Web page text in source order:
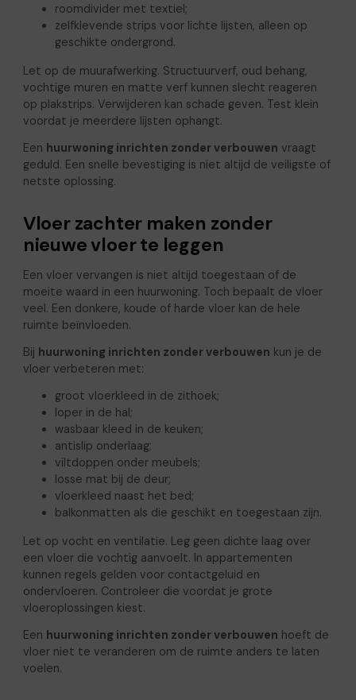
roomdivider met textiel;
zelfklevende strips voor lichte lijsten, alleen op
geschikte ondergrond.
Let op de muurafwerking. Structuurverf, oud behang,
vochtige muren en matte verf kunnen slecht reageren
op plakstrips. Verwijderen kan schade geven. Test klein
voordat je meerdere lijsten ophangt.
Een huurwoning inrichten zonder verbouwen vraagt
geduld. Een snelle bevestiging is niet altijd de veiligste of
netste oplossing.
Vloer zachter maken zonder
nieuwe vloer te leggen
Een vloer vervangen is niet altijd toegestaan of de
moeite waard in een huurwoning. Toch bepaalt de vloer
veel. Een donkere, koude of harde vloer kan de hele
ruimte beïnvloeden.
Bij huurwoning inrichten zonder verbouwen kun je de
vloer verbeteren met:
groot vloerkleed in de zithoek;
loper in de hal;
wasbaar kleed in de keuken;
antislip onderlaag;
viltdoppen onder meubels;
losse mat bij de deur;
vloerkleed naast het bed;
balkonmatten als die geschikt en toegestaan zijn.
Let op vocht en ventilatie. Leg geen dichte laag over
een vloer die vochtig aanvoelt. In appartementen
kunnen regels gelden voor contactgeluid en
ondervloeren. Controleer die voordat je grote
vloeroplossingen kiest.
Een huurwoning inrichten zonder verbouwen hoeft de
vloer niet te veranderen om de ruimte anders te laten
voelen.